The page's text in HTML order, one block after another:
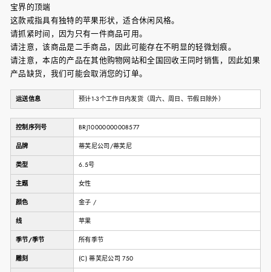
宝界的顶端
这款戒指具有独特的苹果形状，适合休闲风格。
请抓紧时间，因为只有一件商品可用。
请注意，该商品是二手商品，因此可能存在不明显的轻微划痕。
请注意，本店的产品在其他购物网站和全国回收王同时销售，因此如果
产品缺货，我们可能会取消您的订单。
运送信息 预计1-3个工作日内发货（周六、周日、节假日除外）
控制序列号 BRJ10000000008577
品牌 蒂芙尼公司/蒂芙尼
类型 6.5号
主题 女性
颜色 金子 /
线 苹果
季节/季节 所有季节
雕刻 (C) 蒂芙尼公司 750